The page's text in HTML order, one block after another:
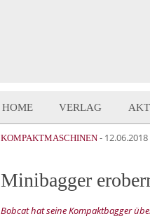
HOME VERLAG
KOMPAKTMASCHINEN - 12.06.2018
Minibagger
Bobcat hat seine Kompaktbagger